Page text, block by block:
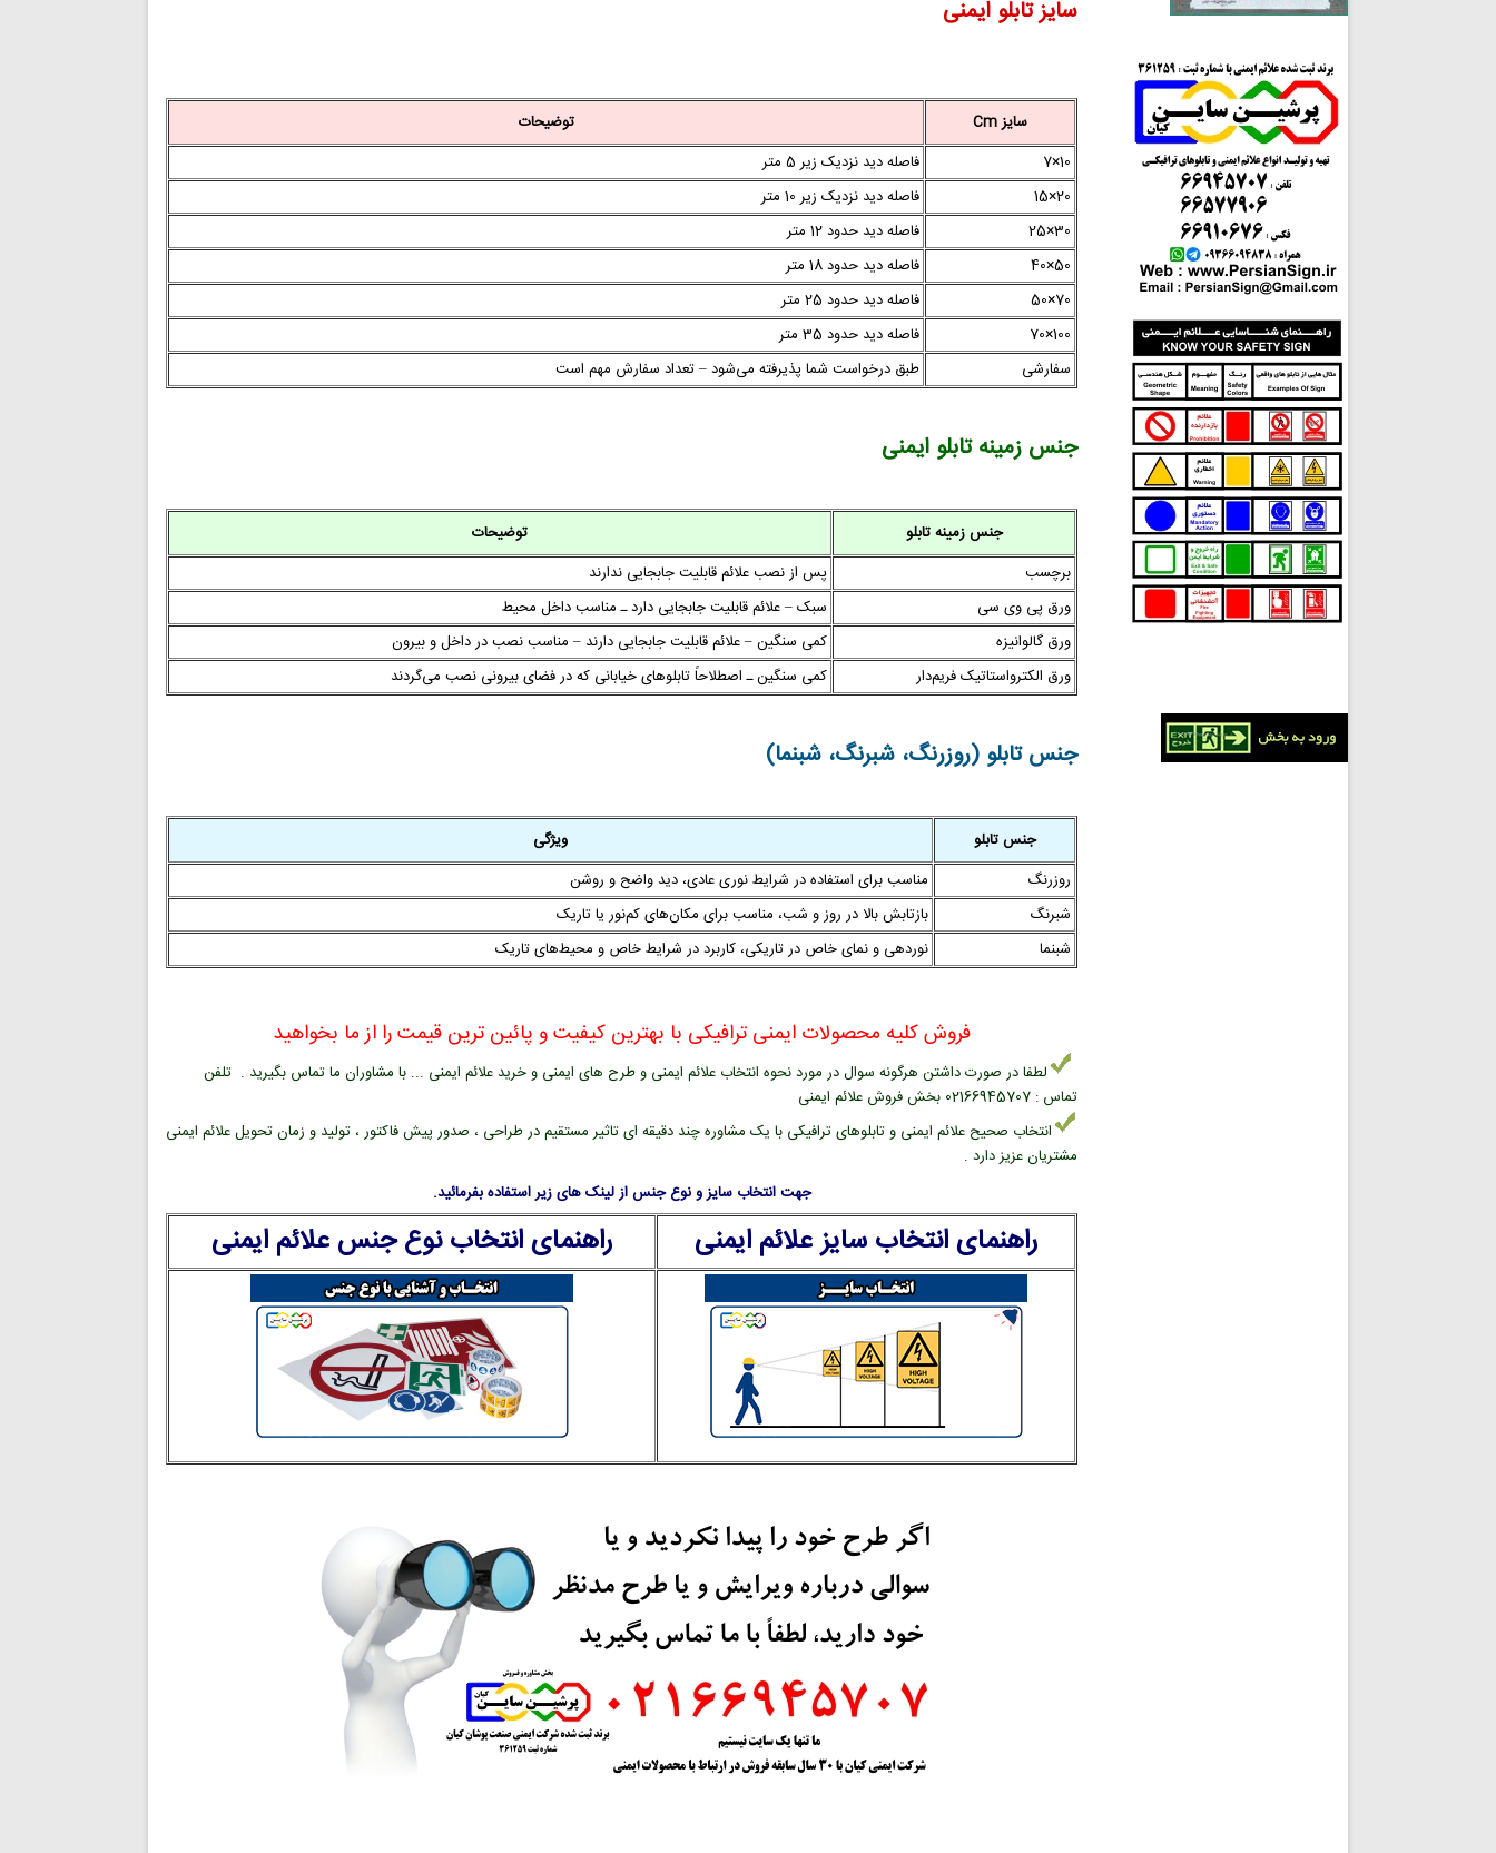
سایز تابلو ایمنی
سایز Cm
توضیحات
10×7
فاصله دید نزدیک زیر 5 متر
20×15
فاصله دید نزدیک زیر 10 متر
30×25
فاصله دید حدود 12 متر
50×40
فاصله دید حدود 18 متر
70×50
فاصله دید حدود 25 متر
100×70
فاصله دید حدود 35 متر
سفارشی
طبق درخواست شما پذیرفته می‌شود – تعداد سفارش مهم است
جنس زمینه تابلو ایمنی
جنس زمینه تابلو
توضیحات
برچسب
پس از نصب علائم قابلیت جابجایی ندارند
ورق پی وی سی
سبک – علائم قابلیت جابجایی دارد ـ مناسب داخل محیط
ورق گالوانیزه
کمی سنگین – علائم قابلیت جابجایی دارند – مناسب نصب در داخل و بیرون
ورق الکترواستاتیک فریم‌دار
کمی سنگین ـ اصطلاحاً تابلوهای خیابانی که در فضای بیرونی نصب می‌گردند
جنس تابلو (روزرنگ، شبرنگ، شبنما)
جنس تابلو
ویژگی
روزرنگ
مناسب برای استفاده در شرایط نوری عادی، دید واضح و روشن
شبرنگ
بازتابش بالا در روز و شب، مناسب برای مکان‌های کم‌نور یا تاریک
شبنما
نوردهی و نمای خاص در تاریکی، کاربرد در شرایط خاص و محیط‌های تاریک
فروش کلیه محصولات ایمنی ترافیکی با بهترین کیفیت و پائین ترین قیمت را از ما بخواهید
لطفا در صورت داشتن هرگونه سوال در مورد نحوه انتخاب علائم ایمنی و طرح های ایمنی و خرید علائم ایمنی ... با مشاوران ما تماس بگیرید . تلفن
تماس : 02166945707 بخش فروش علائم ایمنی
انتخاب صحیح علائم ایمنی و تابلوهای ترافیکی با یک مشاوره چند دقیقه ای تاثیر مستقیم در طراحی ، صدور پیش فاکتور ، تولید و زمان تحویل علائم ایمنی
مشتریان عزیز دارد .
جهت انتخاب سایز و نوع جنس از لینک های زیر استفاده بفرمائید.
راهنمای انتخاب سایز علائم ایمنی راهنمای انتخاب نوع جنس علائم ایمنی